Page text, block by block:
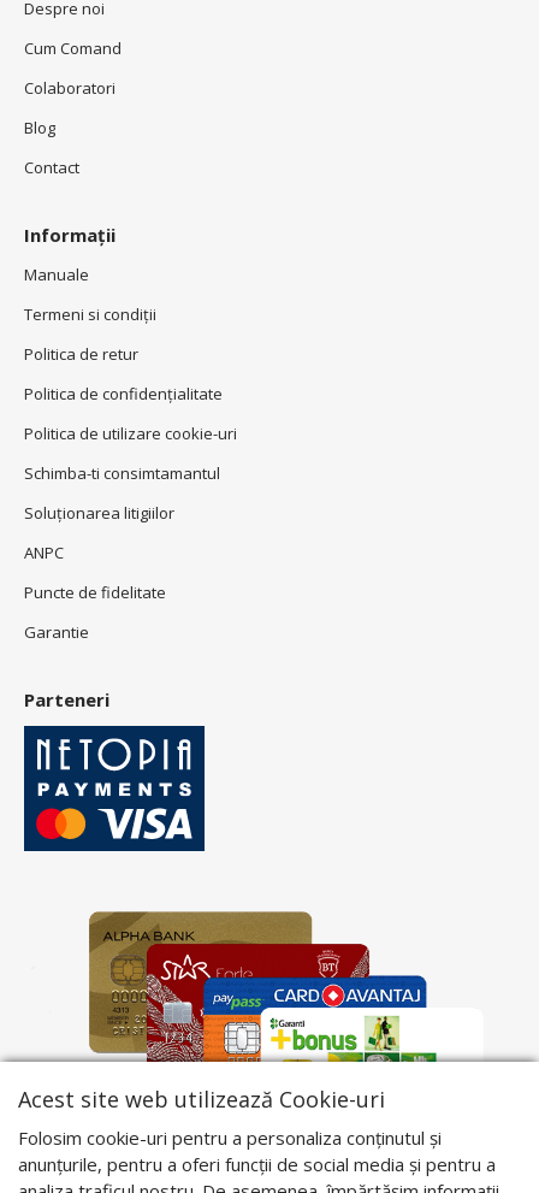
Despre noi
Cum Comand
Colaboratori
Blog
Contact
Informații
Manuale
Termeni si condiţii
Politica de retur
Politica de confidenţialitate
Politica de utilizare cookie-uri
Schimba-ti consimtamantul
Soluționarea litigiilor
ANPC
Puncte de fidelitate
Garantie
Parteneri
Acest site web utilizează Cookie-uri
Folosim cookie-uri pentru a personaliza conținutul și
anunțurile, pentru a oferi funcții de social media și pentru a